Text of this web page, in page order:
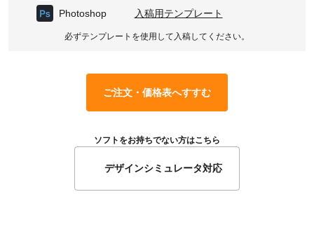
Photoshop
入稿用テンプレート
必ずテンプレートを使用して入稿してください。
ご注文・価格表へすすむ
ソフトをお持ちでない方はこちら
デザインシミュレータ対応